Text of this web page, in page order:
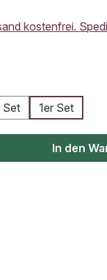
kostenfrei.
Set 1er Set
denIn den